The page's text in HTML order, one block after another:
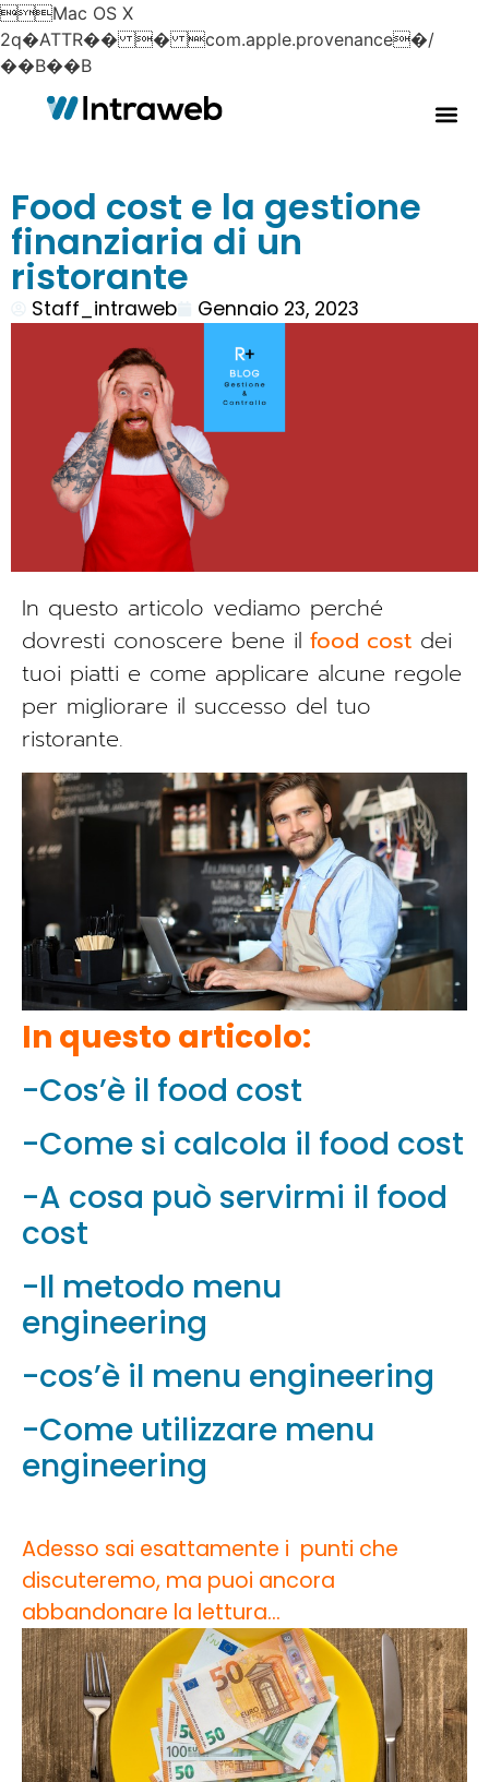
Mac OS X 
2q�ATTR�� � com.apple.provenance�/
��B��B
Food cost e la gestione
finanziaria di un
ristorante
Staff_intraweb Gennaio 23, 2023
In questo articolo vediamo perché
dovresti conoscere bene il food cost dei
tuoi piatti e come applicare alcune regole
per migliorare il successo del tuo
ristorante.
In questo articolo:
-Cos’è il food cost
-Come si calcola il food cost
-A cosa può servirmi il food
cost
-Il metodo menu
engineering
-cos’è il menu engineering
-Come utilizzare menu
engineering
Adesso sai esattamente i punti che
discuteremo, ma puoi ancora
abbandonare la lettura…